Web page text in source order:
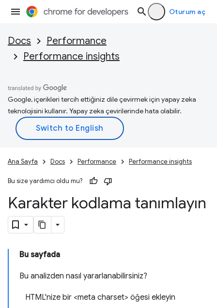
Oturum aç
Docs
Performance
Performance insights
Google, içerikleri tercih ettiğiniz dile çevirmek için yapay zeka
teknolojisini kullanır. Yapay zeka çevirilerinde hata olabilir.
Ana Sayfa Docs Performance Performance insights
Bu size yardımcı oldu mu?
Karakter kodlama tanımlayın
Bu sayfada
Bu analizden nasıl yararlanabilirsiniz?
HTML'nize bir <meta charset> öğesi ekleyin